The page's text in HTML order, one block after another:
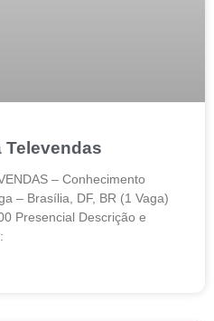
Televendas
– Conhecimento
– Brasília, DF, BR (1 Vaga)
Presencial Descrição e